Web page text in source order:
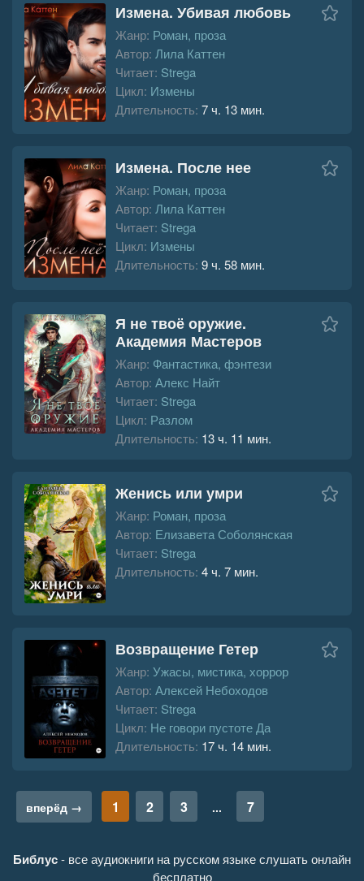
Измена. Убивая любовь
Жанр: Роман, проза
Автор: Лила Каттен
Читает: Strega
Цикл: Измены
Длительность: 7 ч. 13 мин.
Измена. После нее
Жанр: Роман, проза
Автор: Лила Каттен
Читает: Strega
Цикл: Измены
Длительность: 9 ч. 58 мин.
Я не твоё оружие.
Академия Мастеров
Жанр: Фантастика, фэнтези
Автор: Алекс Найт
Читает: Strega
Цикл: Разлом
Длительность: 13 ч. 11 мин.
Женись или умри
Жанр: Роман, проза
Автор: Елизавета Соболянская
Читает: Strega
Длительность: 4 ч. 7 мин.
Возвращение Гетер
Жанр: Ужасы, мистика, хоррор
Автор: Алексей Небоходов
Читает: Strega
Цикл: Не говори пустоте Да
Длительность: 17 ч. 14 мин.
вперёд → 1 2 3 ... 7
Библус- все аудиокниги на русском языке слушать онлайн
бесплатно